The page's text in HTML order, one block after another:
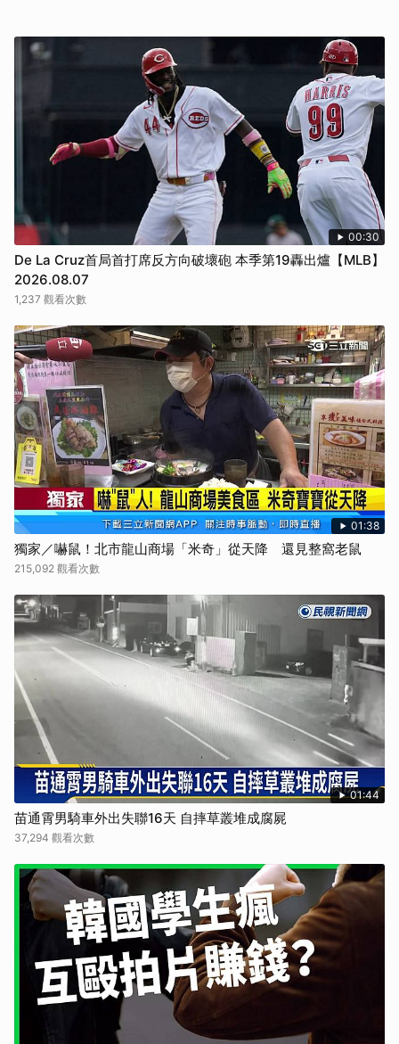
00:30
De La Cruz首局首打席反方向破壞砲 本季第19轟出爐【MLB】
2026.08.07
1,237 觀看次數
01:38
獨家／嚇鼠！北市龍山商場「米奇」從天降 還見整窩老鼠
215,092 觀看次數
01:44
苗通霄男騎車外出失聯16天 自摔草叢堆成腐屍
37,294 觀看次數